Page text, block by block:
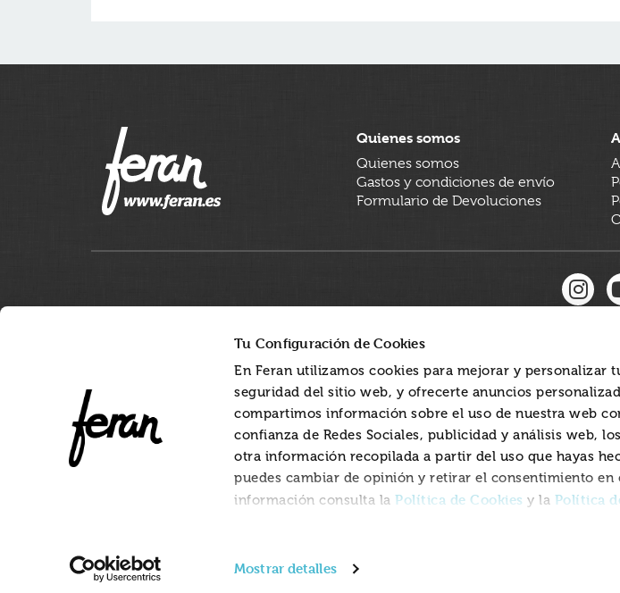
Tu Configuración de Cookies
En Feran utilizamos cookies para mejorar y personalizar
seguridad del sitio web, y ofrecerte anuncios
compartimos información sobre el uso de nuestra web
confianza de Redes Sociales, publicidad y análisis web,
otra información recopilada a partir del uso que hayas
puedes cambiar de opinión y retirar el consentimiento en
información consulta laPolítica de Cookies y la Política
Mostrar detalles
Quienes somos
Quienes somos
Gastos y condiciones de envío
Formulario de Devoluciones